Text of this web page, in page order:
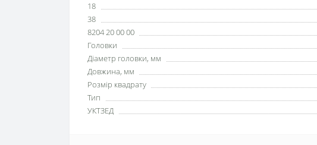
18
38
8204 20 00 00
Головки
Діаметр головки, мм
Довжина, мм
Розмір квадрату
Тип
УКТЗЕД